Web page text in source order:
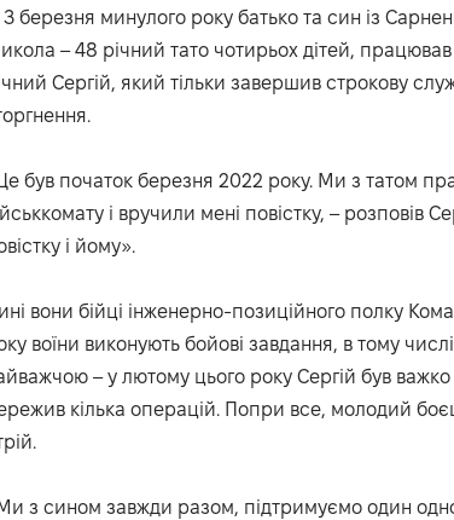
З березня минулого року батько та син із
– 48 річний тато чотирьох дітей,
Сергій, який тільки завершив строкову
був початок березня 2022 року. Ми з татом
і вручили мені повістку, – розповів
і йому».
вони бійці інженерно-позиційного полку
воїни виконують бойові завдання, в тому
– у лютому цього року Сергій був
кілька операцій. Попри все, молодий
з сином завжди разом, підтримуємо один